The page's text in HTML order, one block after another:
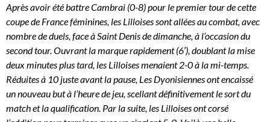
Après avoir été battre Cambrai (0-8) pour le premier tour de cette
coupe de France féminines, les Lilloises sont allées au combat, avec
nombre de duels, face à Saint Denis de dimanche, à l’occasion du
second tour. Ouvrant la marque rapidement (6′), doublant la mise
deux minutes plus tard, les Lilloises menaient 2-0 à la mi-temps.
Réduites à 10 juste avant la pause, Les Dyonisiennes ont encaissé
un nouveau but à l’heure de jeu, scellant définitivement le sort du
match et la qualification. Par la suite, les Lilloises ont corsé